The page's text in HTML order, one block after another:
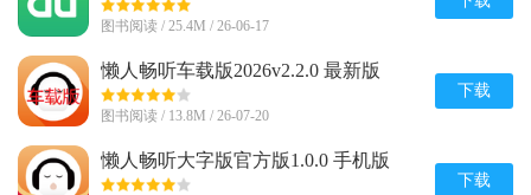
图书阅读 / 25.4M / 26-06-17
懒人畅听车载版2026v2.2.0 最新版
图书阅读 / 13.8M / 26-07-20
下载
懒人畅听大字版官方版1.0.0 手机版
下载